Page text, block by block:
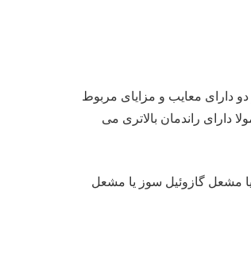
دارای معایب و مزایای مربوط
دارای راندمان بالاتری می
گازوئیل سوز یا مشعل